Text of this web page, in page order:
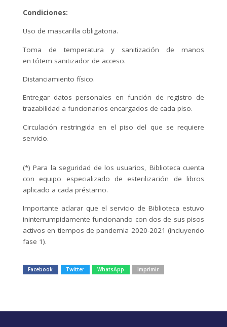
Condiciones:
Uso de mascarilla obligatoria.
Toma de temperatura y sanitización de manos
en tótem sanitizador de acceso.
Distanciamiento físico.
Entregar datos personales en función de registro de
trazabilidad a funcionarios encargados de cada piso.
Circulación restringida en el piso del que se requiere
servicio.
(*) Para la seguridad de los usuarios, Biblioteca cuenta
con equipo especializado de esterilización de libros
aplicado a cada préstamo.
Importante aclarar que el servicio de Biblioteca estuvo
ininterrumpidamente funcionando con dos de sus pisos
activos en tiempos de pandemia 2020-2021 (incluyendo
fase 1).
Facebook Twitter WhatsApp Imprimir